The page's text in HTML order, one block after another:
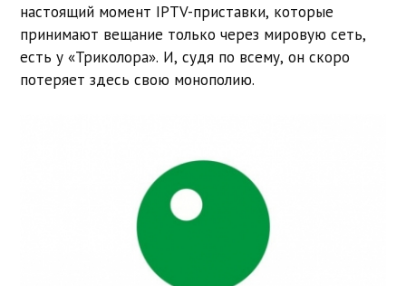
настоящий момент IPTV-приставки, которые
принимают вещание только через мировую сеть,
есть у «Триколора». И, судя по всему, он скоро
потеряет здесь свою монополию.